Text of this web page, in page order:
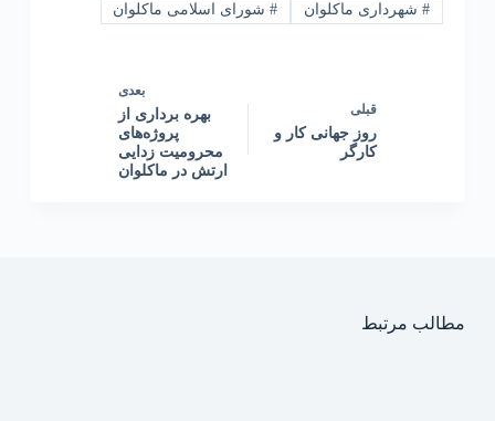
#شهرداری ماکلوان #شورای اسلامی ماکلوان
قبلی
روز جهانی کار و
کارگر
بعدی
بهره برداری از
پروژه‌های
محرومیت زدایی
ارتش در ماکلوان
مطالب مرتبط